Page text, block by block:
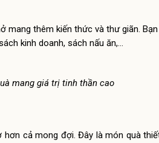
mang thêm kiến thức và thư giãn.
kinh doanh, sách nấu ăn,…
mang giá trị tinh thần cao
cả mong đợi. Đây là món quà